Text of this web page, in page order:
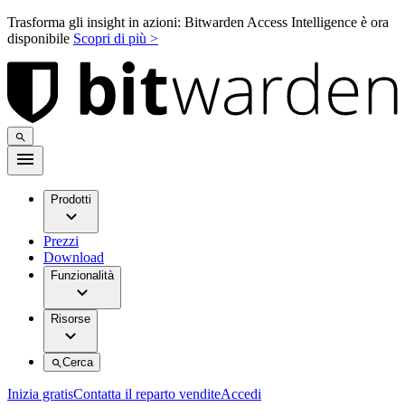
Trasforma gli insight in azioni: Bitwarden Access Intelligence è ora
disponibile Scopri di più >
Prodotti
Prezzi
Download
Funzionalità
Risorse
Cerca
Inizia gratisContatta il reparto venditeAccedi